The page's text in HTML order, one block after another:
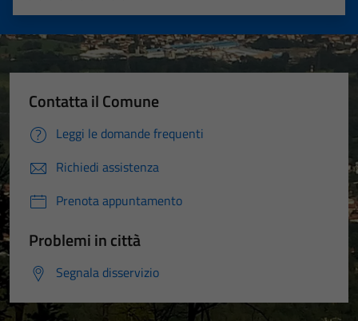
Valuta 5 stelle su 5
Valuta 4 stelle su 5
Valuta 3 stelle su 5
Valuta 2 stelle su 5
Valuta 1 stelle su 5
Contatta il Comune
Leggi le domande frequenti
Richiedi assistenza
Prenota appuntamento
Problemi in città
Segnala disservizio